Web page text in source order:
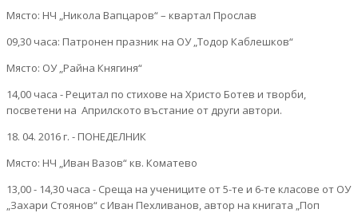
Място: НЧ „Никола Вапцаров“ – квартал Прослав
09,30 часа: Патронен празник на ОУ „Тодор Каблешков“
Място: ОУ „Райна Княгиня“
14,00 часа - Рецитал по стихове на Христо Ботев и творби,
посветени на Априлското въстание от други автори.
18. 04. 2016 г. - ПОНЕДЕЛНИК
Място: НЧ „Иван Вазов“ кв. Коматево
13,00 - 14,30 часа - Среща на учениците от 5-те и 6-те класове от ОУ
„Захари Стоянов“ с Иван Пехливанов, автор на книгата „Поп